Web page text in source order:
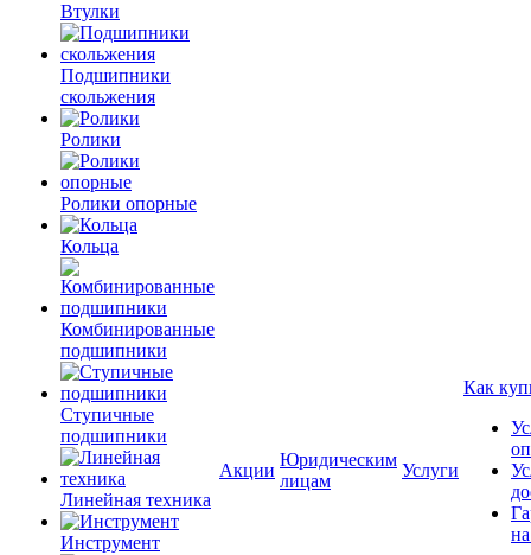
Втулки
Подшипники
скольжения
Ролики
Ролики опорные
Кольца
Комбинированные
подшипники
Ступичные
подшипники
Линейная техника
Инструмент
Акции
Юридическим
лицам
Услуги
Как